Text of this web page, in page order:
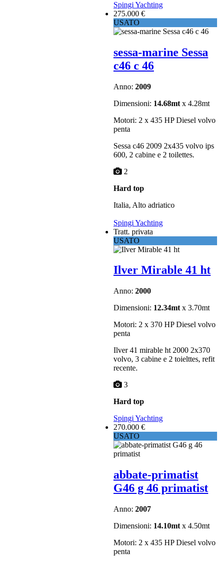
Spingi Yachting
275.000 €
USATO
sessa-marine Sessa
c46 c 46
Anno: 2009
Dimensioni: 14.68mt x 4.28mt
Motori: 2 x 435 HP Diesel volvo
penta
Sessa c46 2009 2x435 volvo ips
600, 2 cabine e 2 toilettes.
2
Hard top
Italia, Alto adriatico
Spingi Yachting
Tratt. privata
USATO
Ilver Mirable 41 ht
Anno: 2000
Dimensioni: 12.34mt x 3.70mt
Motori: 2 x 370 HP Diesel volvo
penta
Ilver 41 mirable ht 2000 2x370
volvo, 3 cabine e 2 toielttes, refit
recente.
3
Hard top
Spingi Yachting
270.000 €
USATO
abbate-primatist
G46 g 46 primatist
Anno: 2007
Dimensioni: 14.10mt x 4.50mt
Motori: 2 x 435 HP Diesel volvo
penta